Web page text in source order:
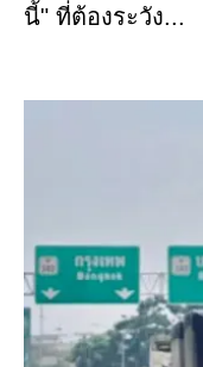
นี้" ที่ต้องระวัง...